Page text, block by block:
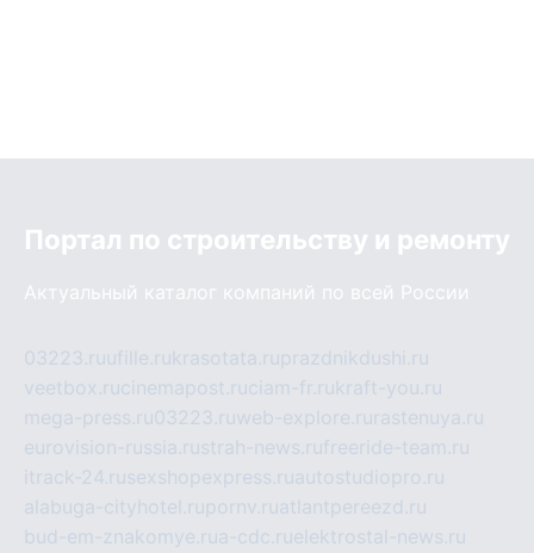
Портал по строительству и ремонту
Актуальный каталог компаний по всей России
03223.ruufille.rukrasotata.ruprazdnikdushi.ru
veetbox.rucinemapost.ruciam-fr.rukraft-you.ru
mega-press.ru03223.ruweb-explore.ru rastenuya.ru
eurovision-russia.rustrah-news.rufreeride-team.ru
itrack-24.rusexshopexpress.ruautostudiopro.ru
alabuga-cityhotel.rupornv.ruatlantpereezd.ru
bud-em-znakomye.rua-cdc.ruelektrostal-news.ru